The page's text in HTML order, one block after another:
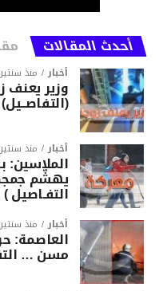
أحدث المقالات
أخبار منذ
وزير
(التفاصــيل)
أخبار منذ
يهشّم
التفـاصيل )
أخبار منذ
العاصمة:
مسن …